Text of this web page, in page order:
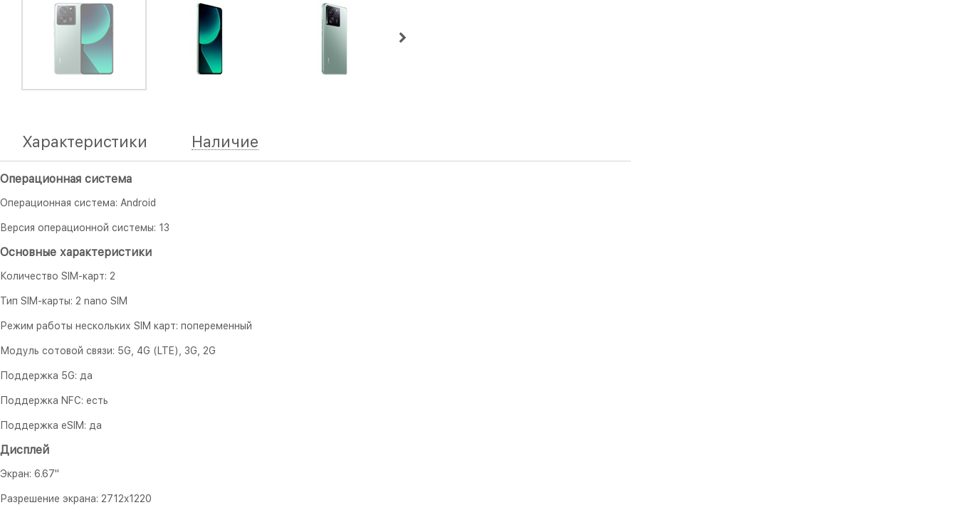
Характеристики Наличие
Операционная система
Операционная система: Android
Версия операционной системы: 13
Основные характеристики
Количество SIM-карт: 2
Тип SIM-карты: 2 nano SIM
Режим работы нескольких SIM карт: попеременный
Модуль сотовой связи: 5G, 4G (LTE), 3G, 2G
Поддержка 5G: да
Поддержка NFC: есть
Поддержка eSIM: да
Дисплей
Экран: 6.67"
Разрешение экрана: 2712x1220